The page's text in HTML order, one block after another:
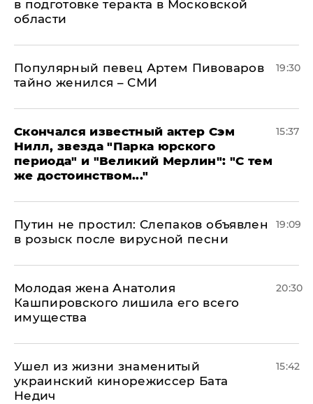
в подготовке теракта в Московской
области
Популярный певец Артем Пивоваров
тайно женился – СМИ
19:30
Скончался известный актер Сэм
Нилл, звезда "Парка юрского
периода" и "Великий Мерлин": "С тем
же достоинством..."
15:37
Путин не простил: Слепаков объявлен
в розыск после вирусной песни
19:09
Молодая жена Анатолия
Кашпировского лишила его всего
имущества
20:30
Ушел из жизни знаменитый
украинский кинорежиссер Бата
Недич
15:42